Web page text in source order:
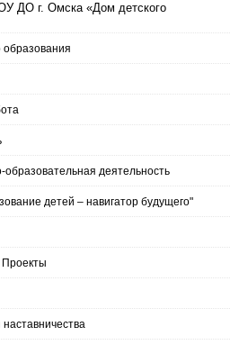
ДО г. Омска «Дом детского
образования
образовательная деятельность
детей – навигатор будущего"